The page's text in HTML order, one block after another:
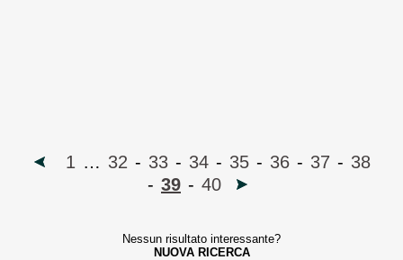
1 … 32 - 33 - 34 - 35 - 36 - 37 - 38
- 39 - 40
Nessun risultato interessante?
NUOVA RICERCA